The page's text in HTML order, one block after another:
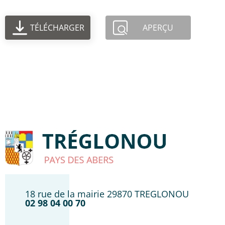
TÉLÉCHARGER APERÇU
18 rue de la mairie 29870 TREGLONOU
02 98 04 00 70